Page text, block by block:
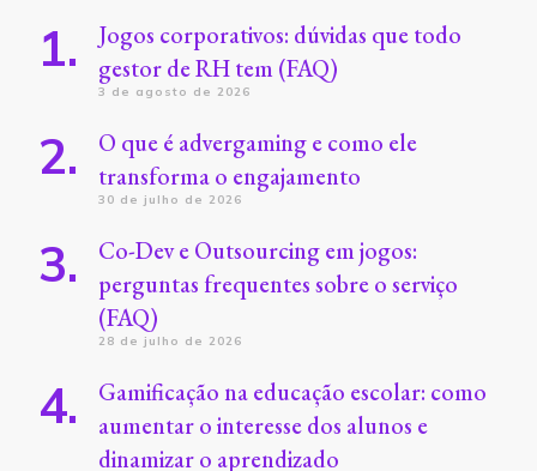
Jogos corporativos: dúvidas que todo
gestor de RH tem (FAQ)
3 de agosto de 2026
O que é advergaming e como ele
transforma o engajamento
30 de julho de 2026
Co-Dev e Outsourcing em jogos:
perguntas frequentes sobre o serviço
(FAQ)
28 de julho de 2026
Gamificação na educação escolar: como
aumentar o interesse dos alunos e
dinamizar o aprendizado